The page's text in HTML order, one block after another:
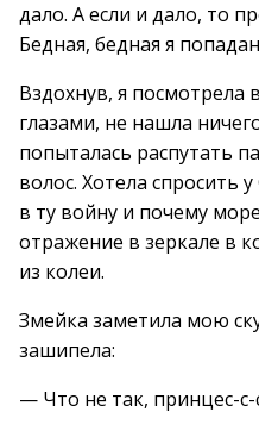
дало. А если и дало, то
Бедная, бедная я
Вздохнув, я посмотрела
глазами, не нашла
попыталась распутать
волос. Хотела спросить
в ту войну и почему
отражение в зеркале в
из колеи.
Змейка заметила мою
зашипела:
— Что не так, принцес-с-